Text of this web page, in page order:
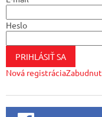
Heslo
PRIHLÁSIŤ SA
Nová registrácia